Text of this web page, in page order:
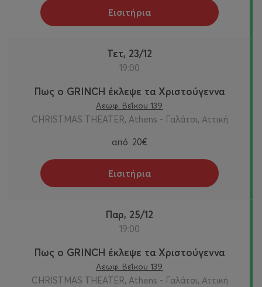
Εισιτήρια
Τετ, 23/12
19:00
Πως ο GRINCH έκλεψε τα Χριστούγεννα
Λεωφ. Βεΐκου 139
CHRISTMAS THEATER, Athens - Γαλάτσι, Αττική
από 20€
Εισιτήρια
Παρ, 25/12
19:00
Πως ο GRINCH έκλεψε τα Χριστούγεννα
Λεωφ. Βεΐκου 139
CHRISTMAS THEATER, Athens - Γαλάτσι, Αττική